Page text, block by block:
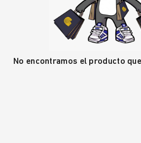
No encontramos el producto